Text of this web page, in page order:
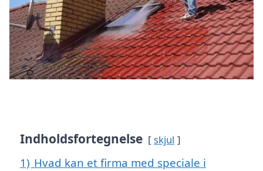
Indholdsfortegnelse skjul
1) Hvad kan et firma med speciale i